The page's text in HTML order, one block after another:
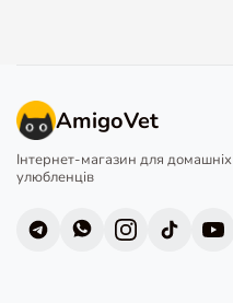
AmigoVet
Інтернет-магазин для домашніх
улюбленців